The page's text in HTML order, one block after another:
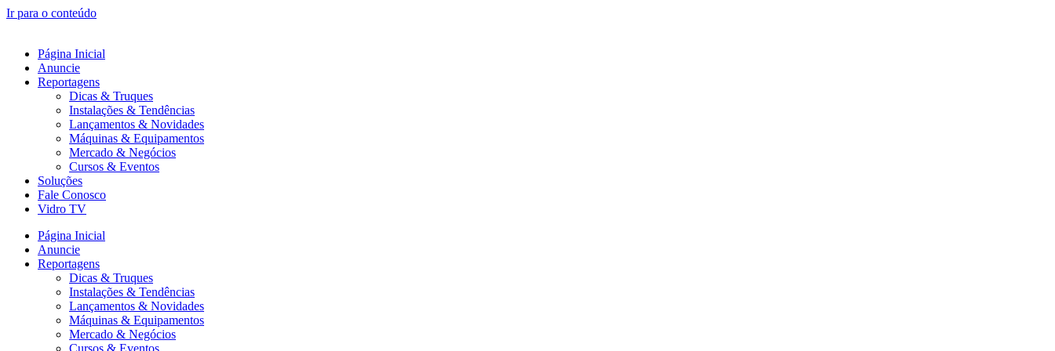
Ir para o conteúdo
Página Inicial
Anuncie
Reportagens
Dicas & Truques
Instalações & Tendências
Lançamentos & Novidades
Máquinas & Equipamentos
Mercado & Negócios
Cursos & Eventos
Soluções
Fale Conosco
Vidro TV
Página Inicial
Anuncie
Reportagens
Dicas & Truques
Instalações & Tendências
Lançamentos & Novidades
Máquinas & Equipamentos
Mercado & Negócios
Cursos & Eventos